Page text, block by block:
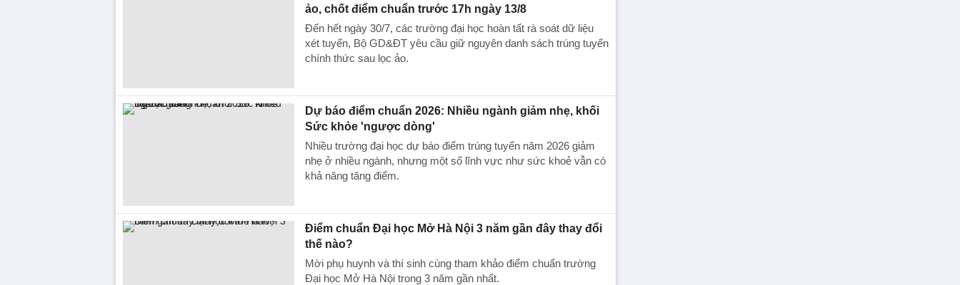
ảo, chốt điểm chuẩn trước 17h ngày 13/8
Đến hết ngày 30/7, các trường đại học hoàn tất rà soát dữ liệu
xét tuyển, Bộ GD&ĐT yêu cầu giữ nguyên danh sách trúng tuyển
chính thức sau lọc ảo.
Dự báo điểm chuẩn 2026: Nhiều ngành giảm nhẹ, khối
Sức khỏe 'ngược dòng'
Nhiều trường đại học dự báo điểm trúng tuyển năm 2026 giảm
nhẹ ở nhiều ngành, nhưng một số lĩnh vực như sức khoẻ vẫn có
khả năng tăng điểm.
Điểm chuẩn Đại học Mở Hà Nội 3 năm gần đây thay đổi
thế nào?
Mời phụ huynh và thí sinh cùng tham khảo điểm chuẩn trường
Đại học Mở Hà Nội trong 3 năm gần nhất.